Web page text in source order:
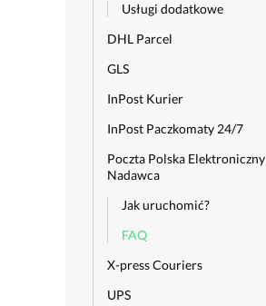
Usługi dodatkowe
DHL Parcel
GLS
InPost Kurier
InPost Paczkomaty 24/7
Poczta Polska Elektroniczny
Nadawca
Jak uruchomić?
FAQ
X-press Couriers
UPS